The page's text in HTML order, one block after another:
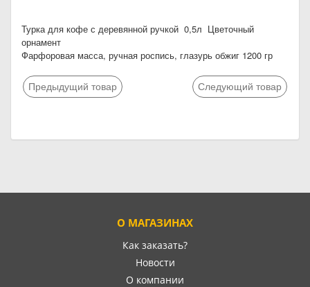
Турка для кофе с деревянной ручкой 0,5л Цветочный
орнамент
Фарфоровая масса, ручная роспись, глазурь обжиг 1200 гр
Предыдущий товар Следующий товар
О МАГАЗИНАХ
Как заказать?
Новости
О компании